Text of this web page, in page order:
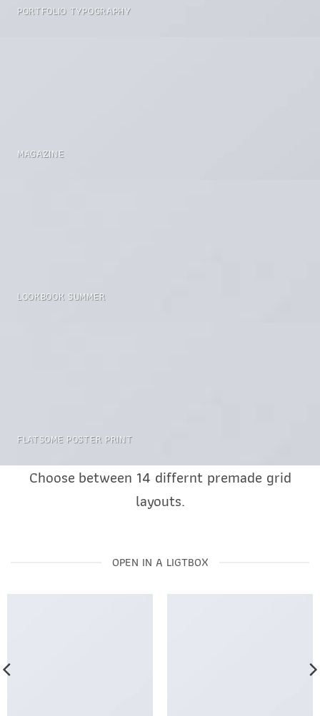
PORTFOLIO TYPOGRAPHY
MAGAZINE
LOOKBOOK SUMMER
FLATSOME POSTER PRINT
Choose between 14 differnt premade grid
layouts.
OPEN IN A LIGTBOX